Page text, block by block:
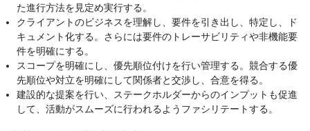
た進行方法を見定め実行する。
クライアントのビジネスを理解し、要件を引き出し、特定し、ド
キュメント化する。さらには要件のトレーサビリティや非機能要
件を明確にする。
スコープを明確にし、優先順位付けを行い管理する。競合する優
先順位や対立を明確にして関係者と交渉し、合意を得る。
建設的な提案を行い、ステークホルダーからのインプットも促進
して、活動がスムーズに行われるようファシリテートする。